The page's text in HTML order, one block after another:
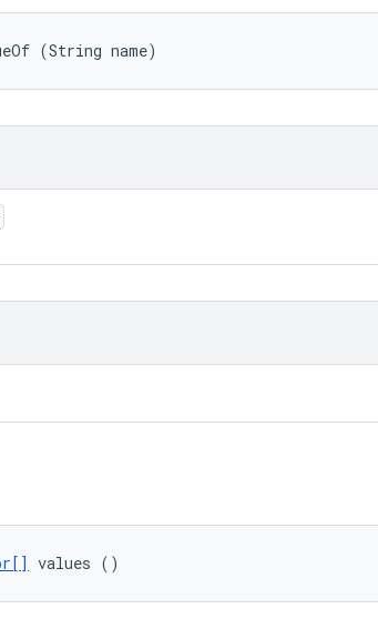
(String name)
values ()